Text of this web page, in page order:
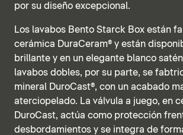
por su diseño excepcional.
Los lavabos Bento Starck Box están
cerámica DuraCeram® y están
brillante y en un elegante blanco
lavabos dobles, por su parte, se
mineral DuroCast®, con un acabado
aterciopelado. La válvula a juego, en
DuroCast, actúa como protección
desbordamientos y se integra de